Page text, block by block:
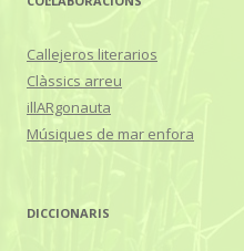
Callejeros literarios
Clàssics arreu
illARgonauta
Músiques de mar enfora
DICCIONARIS